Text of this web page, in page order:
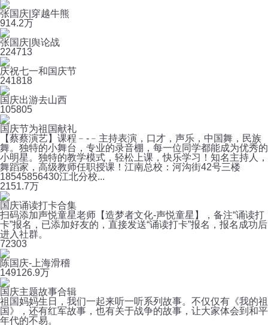
张国庆|穿越牛熊
914.2万
张国庆|舆论战
224713
庆祝七一和国庆节
241818
国庆出游去山西
105805
国庆节为祖国献礼
【蔡蔡演艺】课程﹣-﹣主持表演，口才，声乐，中国舞，民族
舞。独特的小舞台，专业的录音棚，每一位同学都能成为优秀的
小明星。独特的教学模式，轻松上课，快乐学习！知名主持人，
舞蹈家，高级教师任职授课！江南总校：河沟街42号三楼
18545856430江北分校...
2151.7万
国庆诵读打卡合集
扫码添加声悦童星老师【造梦者文化-声悦童星】，备注“诵读打
卡”报名，已添加好友的，直接发送“诵读打卡”报名，报名成功后
进入社群。
72303
陈国庆-上海滑稽
149126.9万
国庆主题故事合辑
祖国妈妈生日，我们一起来听一听系列故事。不仅仅有《我的祖
国》，还有红军故事，也有关于战争的故事，让大家体会到和平
年代的不易。